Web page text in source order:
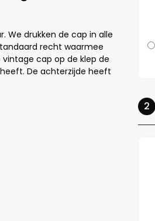
We drukken de cap in alle
recht waarmee
cap op de klep de
De achterzijde heeft